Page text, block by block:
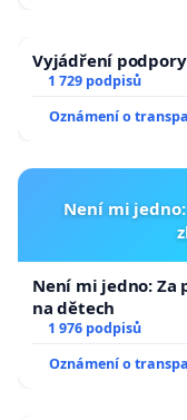
Vyjádření
1 729 podpisů
Oznámení o
Není mi
Není mi jedno: Za
na dětech
1 976 podpisů
Oznámení o